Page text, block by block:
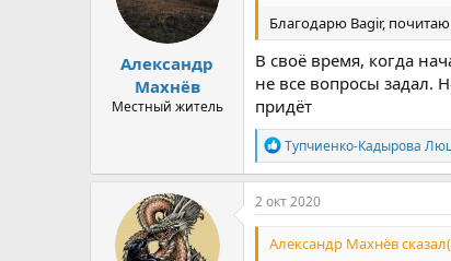
Александр
Махнёв
Местный житель
Благодарю Bagir,
В своё время, когда
не все вопросы задал.
придёт
R
e
a
c
o
Тупчиенко-Кадырова
2 окт 2020
Александр Махнёв